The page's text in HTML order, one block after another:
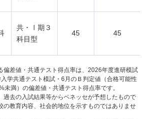
共・Ⅰ期３
科目型
45 45
差値・共通テスト得点率は、2026年度進研模試
学共通テスト模試・6月のＢ判定値（合格可能性
未満）の偏差値・共通テスト得点率です。
去の入試結果等からベネッセが予想したもので
の教育内容、社会的地位を示すものではありませ